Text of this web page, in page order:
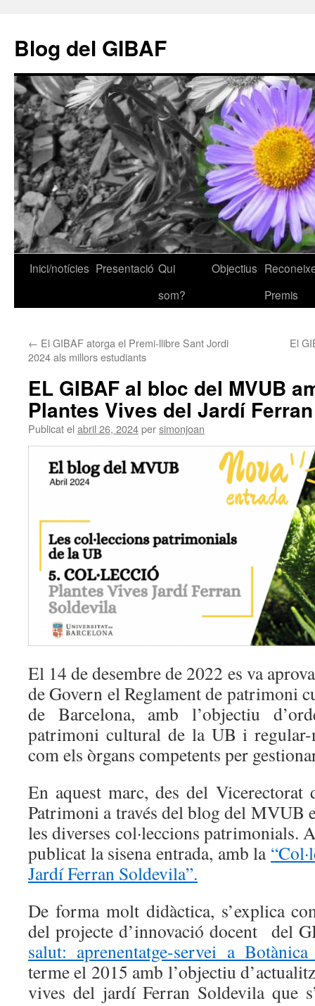
contingut
Blog del GIBAF
Inici/notícies Presentació Qui
som?
Objectius
Premis
← El GIBAF atorga el Premi-llibre Sant Jordi
2024 als millors estudiants
El
EL GIBAF al bloc del MVUB
Plantes Vives del Jardí
Publicat el abril 26, 2024persimonjoan
El 14 de desembre de 2022 es va
de Govern el Reglament de patrimoni
de Barcelona, amb l’objectiu
patrimoni cultural de la UB i regular-
com els òrgans competents per
En aquest marc, des del
Patrimoni a través del blog del MVUB
les diverses col·leccions patrimonials.
publicat la sisena entrada, amb la
Jardí Ferran Soldevila”.
De forma molt didàctica, s’explica
del projecte d’innovació docent del
salut: aprenentatge-servei a Botànica
terme el 2015 amb l’objectiu
vives del jardí Ferran Soldevila que